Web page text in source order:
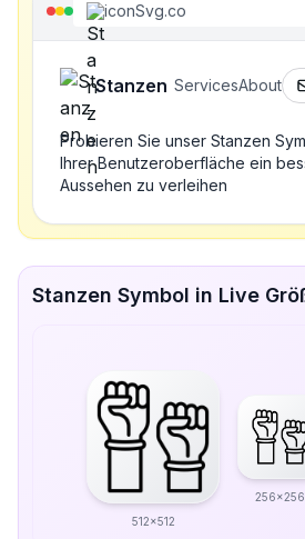
iconSvg.co
Stanzen ServicesAbout
Probieren Sie unser Stanzen
Ihrer Benutzeroberfläche ein
Aussehen zu verleihen
Stanzen Symbol in Live
512x512
256x256